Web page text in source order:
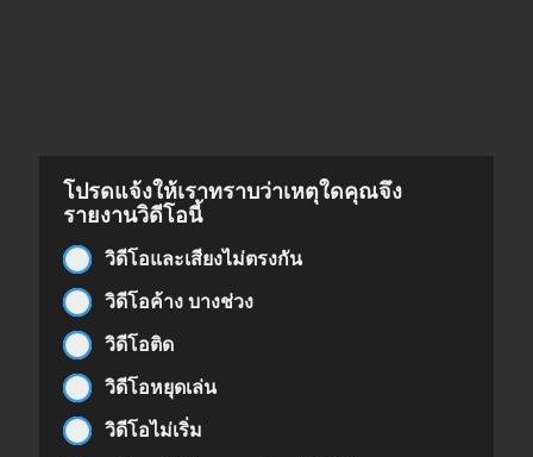
โปรดแจ้งให้เราทราบว่าเหตุใดคุณจึง
รายงานวิดีโอนี้
วิดีโอและเสียงไม่ตรงกัน
วิดีโอค้าง บางช่วง
วิดีโอติด
วิดีโอหยุดเล่น
วิดีโอไม่เริ่ม